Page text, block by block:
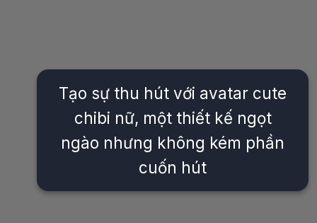
Tạo sự thu hút với avatar cute
chibi nữ, một thiết kế ngọt
ngào nhưng không kém phần
cuốn hút